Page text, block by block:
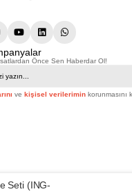
Önce Sen Haberdar Ol!
vekişisel verilerimin korunmasını
© 2026Afeks Yapı Market
.
Seti (ING-